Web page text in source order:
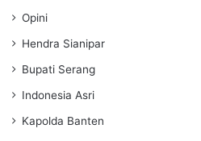
Opini
Hendra Sianipar
Bupati Serang
Indonesia Asri
Kapolda Banten